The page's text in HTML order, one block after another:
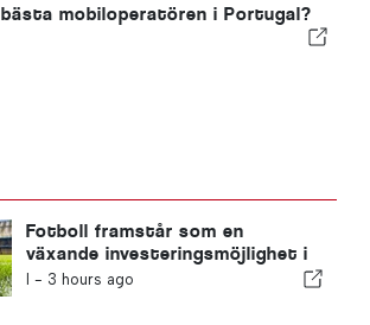
mobiloperatören i Portugal?
Fotboll framstår som en
växande investeringsmöjlighet i
hela Europa
I - 3 hours ago